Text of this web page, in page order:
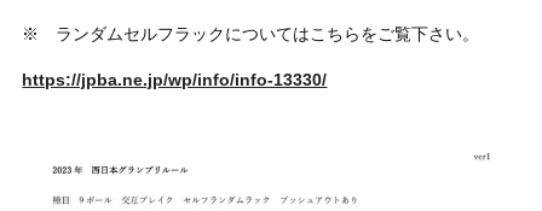
※ ランダムセルフラックについてはこちらをご覧下さい。
https://jpba.ne.jp/wp/info/info-13330/